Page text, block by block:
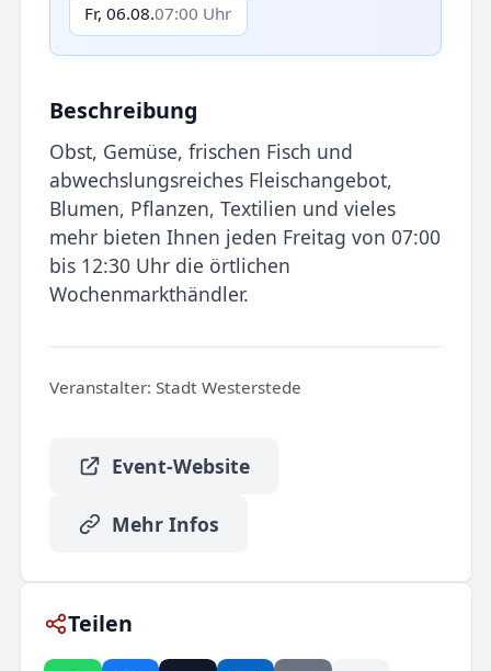
Fr, 06.08.07:00 Uhr
Beschreibung
Obst, Gemüse, frischen Fisch und
abwechslungsreiches Fleischangebot,
Blumen, Pflanzen, Textilien und vieles
mehr bieten Ihnen jeden Freitag von 07:00
bis 12:30 Uhr die örtlichen
Wochenmarkthändler.
Veranstalter: Stadt Westerstede
Event-Website
Mehr Infos
Teilen